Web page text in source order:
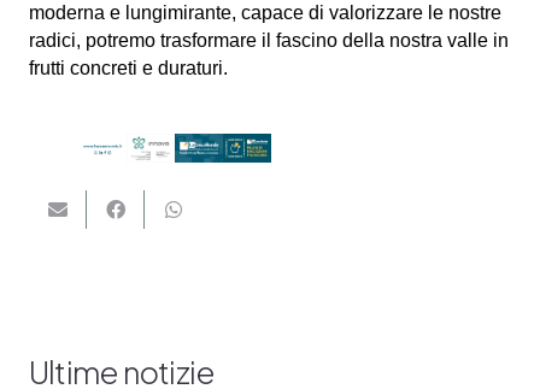
moderna e lungimirante, capace di valorizzare le nostre
radici, potremo trasformare il fascino della nostra valle in
frutti concreti e duraturi.
Ultime notizie